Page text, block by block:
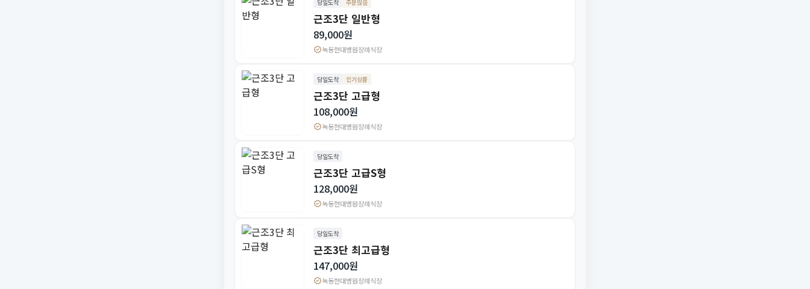
당일도착 주문많음
근조3단 일반형
89,000원
verified녹동현대병원장례식장
당일도착 인기상품
근조3단 고급형
108,000원
verified녹동현대병원장례식장
당일도착
근조3단 고급S형
128,000원
verified녹동현대병원장례식장
당일도착
근조3단 최고급형
147,000원
verified녹동현대병원장례식장